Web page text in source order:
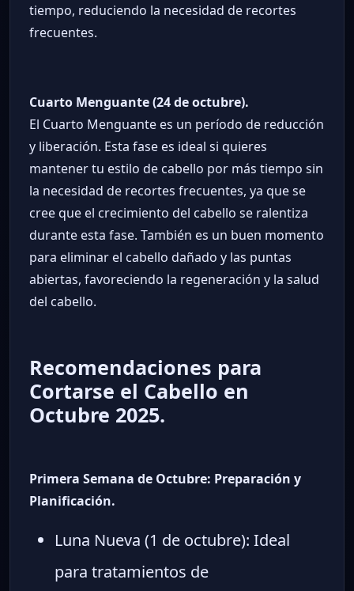
tiempo, reduciendo la necesidad de recortes
frecuentes.
Cuarto Menguante (24 de octubre).
El Cuarto Menguante es un período de reducción
y liberación. Esta fase es ideal si quieres
mantener tu estilo de cabello por más tiempo sin
la necesidad de recortes frecuentes, ya que se
cree que el crecimiento del cabello se ralentiza
durante esta fase. También es un buen momento
para eliminar el cabello dañado y las puntas
abiertas, favoreciendo la regeneración y la salud
del cabello.
Recomendaciones para
Cortarse el Cabello en
Octubre 2025.
Primera Semana de Octubre: Preparación y
Planificación.
Luna Nueva (1 de octubre): Ideal
para tratamientos de